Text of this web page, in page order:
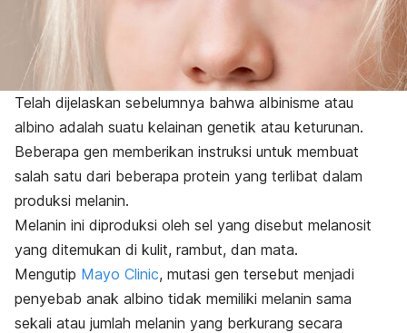
Telah dijelaskan sebelumnya bahwa albinisme atau
albino adalah suatu kelainan genetik atau keturunan.
Beberapa gen memberikan instruksi untuk membuat
salah satu dari beberapa protein yang terlibat dalam
produksi melanin.
Melanin ini diproduksi oleh sel yang disebut melanosit
yang ditemukan di kulit, rambut, dan mata.
Mengutip Mayo Clinic, mutasi gen tersebut menjadi
penyebab anak albino tidak memiliki melanin sama
sekali atau jumlah melanin yang berkurang secara